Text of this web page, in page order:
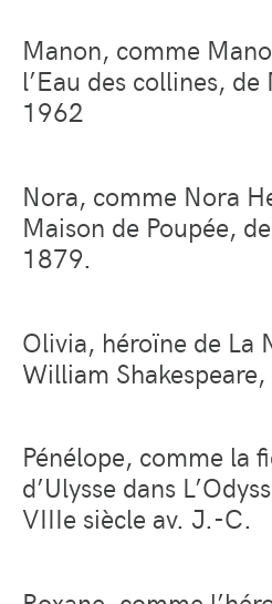
Manon, comme
l’Eau des collines,
1962
Nora, comme Nora
Maison de Poupée,
1879.
Olivia, héroïne de La
William
Pénélope, comme la
d’Ulysse dans
VIIIe siècle av. J.-C.